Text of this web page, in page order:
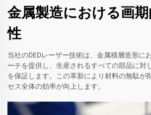
金属製造における画
性
当社のDEDレーザー技術は、金属積層造形に
ーチを提供し、生産されるすべての部品に対
を保証します。この革新により材料の無駄が
セス全体の効率が向上します。